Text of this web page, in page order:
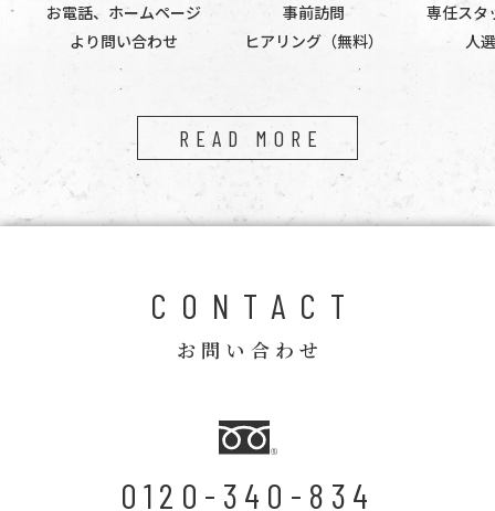
お電話、ホームページ
より問い合わせ
事前訪問
ヒアリング（無料）
専任スタ
人選
READ MORE
CONTACT
お問い合わせ
0120-340-834